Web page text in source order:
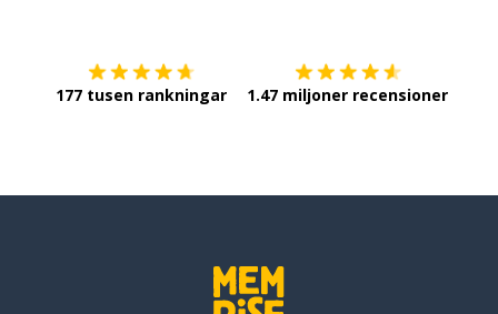
177 tusen rankningar 1.47 miljoner recensioner